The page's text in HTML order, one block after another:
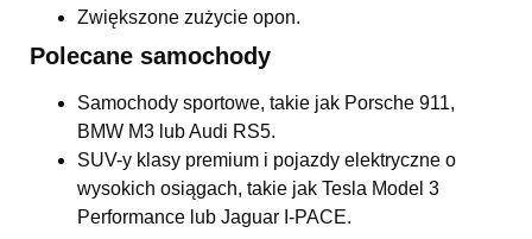
Zwiększone zużycie opon.
Polecane samochody
Samochody sportowe, takie jak Porsche 911,
BMW M3 lub Audi RS5.
SUV-y klasy premium i pojazdy elektryczne o
wysokich osiągach, takie jak Tesla Model 3
Performance lub Jaguar I-PACE.